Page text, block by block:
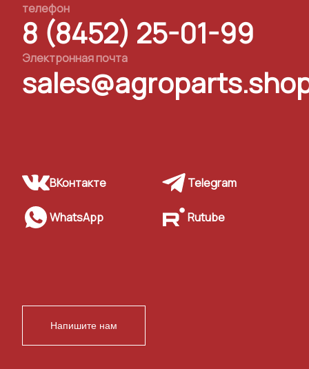
телефон
8 (8452) 25-01-99
Электронная почта
ВКонтакте Telegram
WhatsApp Rutube
Напишите нам